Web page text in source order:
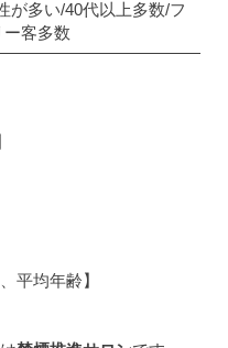
が多い/40代以上多数/フ
ー客多数
平均年齢】